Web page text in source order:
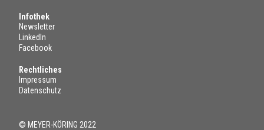
Infothek
Newsletter
LinkedIn
Facebook
Rechtliches
Impressum
Datenschutz
© MEYER-KÖRING 2022